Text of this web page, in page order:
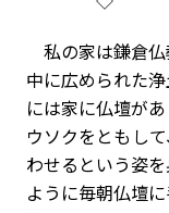
私の家は鎌倉
中に広められた
には家に仏壇が
ウソクをともし
わせるという姿
ように毎朝仏壇